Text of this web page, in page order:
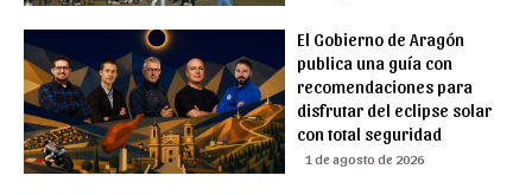
El Gobierno de Aragón
publica una guía con
recomendaciones para
disfrutar del eclipse solar
con total seguridad
1 de agosto de 2026